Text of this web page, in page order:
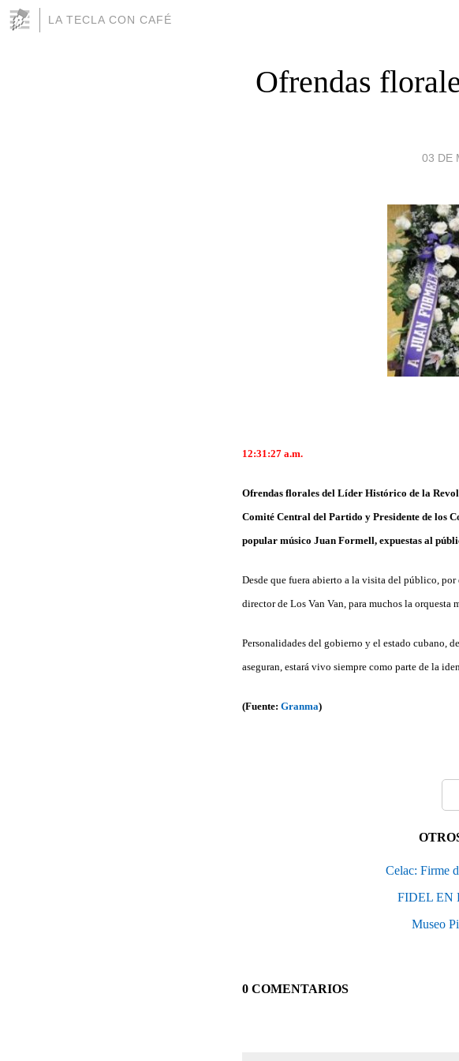
LA TECLA CON CAFÉ
Ofrendas
03 DE
12:31:27 a.m.
Ofrendas florales del Líder Histórico de la
Comité Central del Partido y Presidente de los
popular músico Juan Formell, expuestas al
Desde que fuera abierto a la visita del público, por
director de Los Van Van, para muchos la orquesta
Personalidades del gobierno y el estado cubano,
aseguran, estará vivo siempre como parte de la
(Fuente: Granma)
Celac: Firme
FIDEL EN
Museo
0 COMENTARIOS